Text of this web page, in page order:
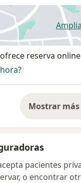
se
reserva
Mostrar
pacientes
o encontrar